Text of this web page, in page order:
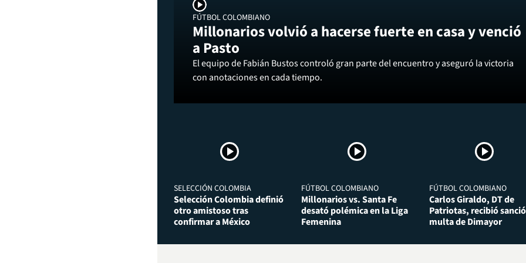
FÚTBOL COLOMBIANO
Millonarios volvió a hacerse fuerte en casa y venció
a Pasto
El equipo de Fabián Bustos controló gran parte del encuentro y aseguró la victoria
con anotaciones en cada tiempo.
SELECCIÓN COLOMBIA
Selección Colombia definió
otro amistoso tras
confirmar a México
FÚTBOL COLOMBIANO
Millonarios vs. Santa Fe
desató polémica en la Liga
Femenina
FÚTBOL COLOMBIANO
Carlos Giraldo, DT de
Patriotas, recibió
multa de Dimayor